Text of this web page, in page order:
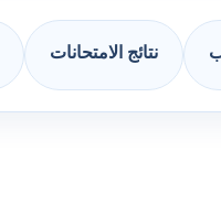
نتائج الامتحانات